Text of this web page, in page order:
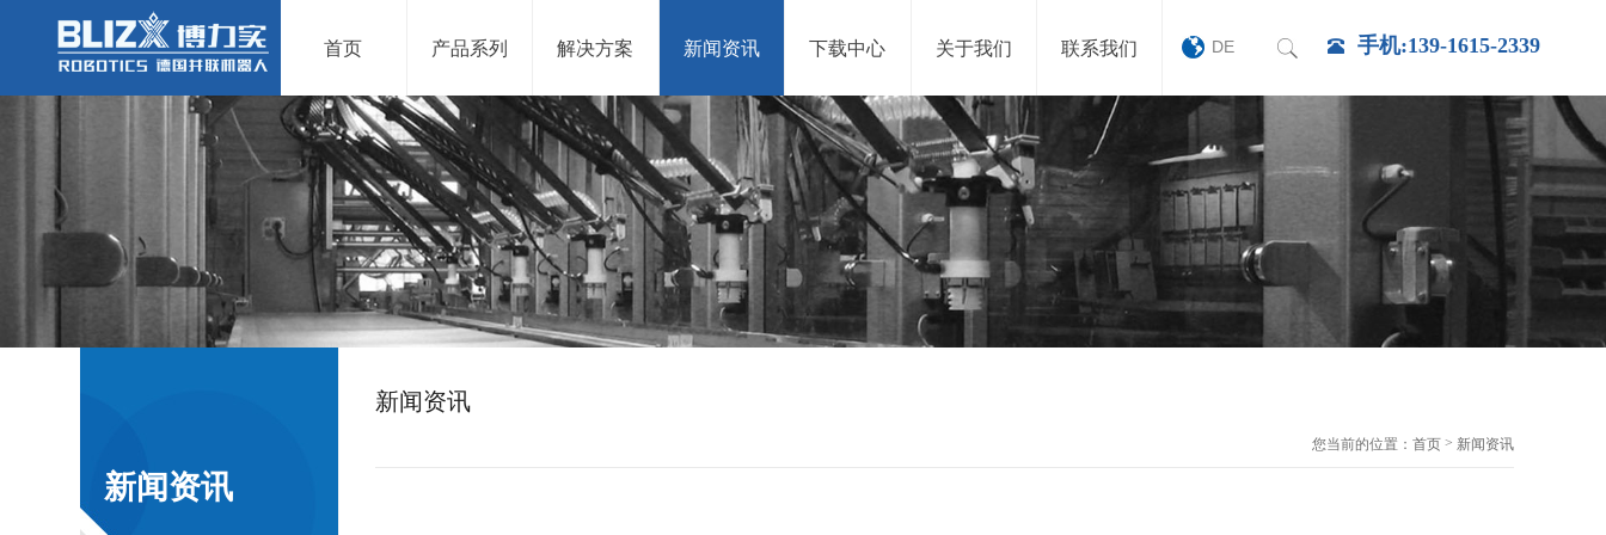
首页 产品系列 解决方案 新闻资讯 下载中心 关于我们 联系我们 DE 手机:139-1615-2339
新闻资讯
新闻资讯
您当前的位置： 首页> 新闻资讯